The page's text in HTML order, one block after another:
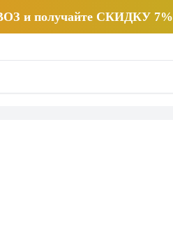
и получайте СКИДКУ 7%